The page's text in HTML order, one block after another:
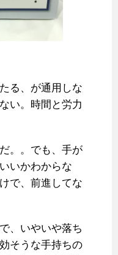
る、が通用しな
い。時間と労力
。。でも、手が
いかわからな
で、前進してな
、いやいや落ち
そうな手持ちの